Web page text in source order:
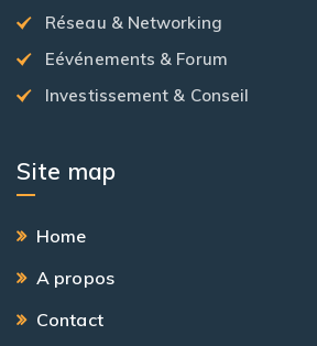
Réseau & Networking
Eévénements & Forum
Investissement & Conseil
Site map
Home
A propos
Contact